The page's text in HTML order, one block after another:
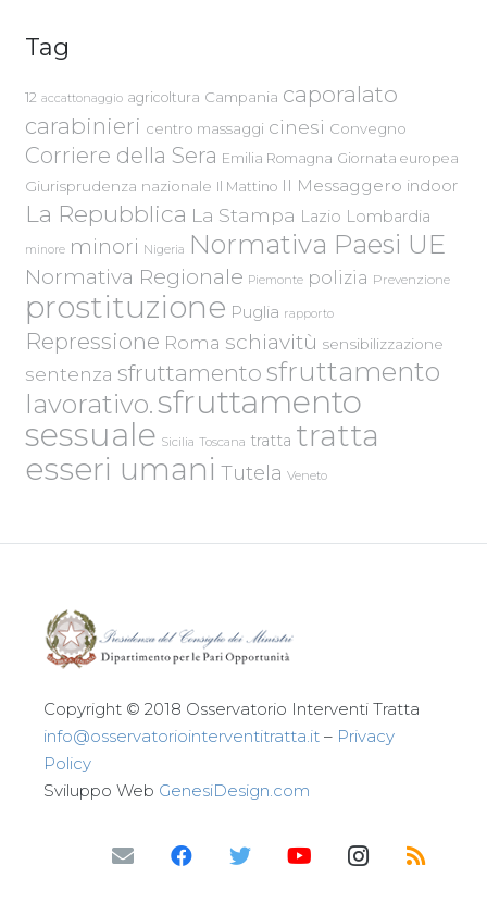
Tag
12 accattonaggio agricoltura Campania caporalato
carabinieri centro massaggi cinesi Convegno
Corriere della Sera Emilia Romagna Giornata europea
Giurisprudenza nazionale Il Mattino Il Messaggero indoor
La Repubblica La Stampa Lazio Lombardia
minore minori Nigeria Normativa Paesi UE
Normativa Regionale Piemonte polizia Prevenzione
prostituzione Puglia rapporto
Repressione Roma schiavitù sensibilizzazione
sentenza sfruttamento sfruttamento
lavorativo.sfruttamento
sessuale Sicilia Toscana tratta tratta
esseri umani Tutela Veneto
Copyright © 2018 Osservatorio Interventi Tratta
info@osservatoriointerventitratta.it – Privacy
Policy
Sviluppo Web GenesiDesign.com